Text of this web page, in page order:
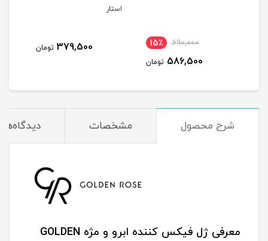
690,000 15٪
586,500 تومان
استار
379,500 تومان
شرح محصول مشخصات دیدگاه‌ها
معرفی ژل فیکس کننده ابرو و مژه GOLDEN